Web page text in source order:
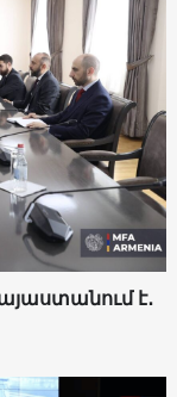
է․